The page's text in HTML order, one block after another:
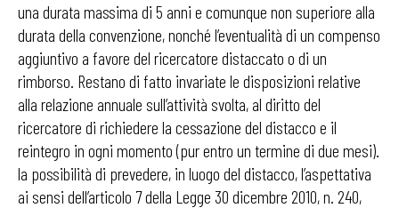
una durata massima di 5 anni e comunque non superiore alla
durata della convenzione, nonché l’eventualità di un compenso
aggiuntivo a favore del ricercatore distaccato o di un
rimborso. Restano di fatto invariate le disposizioni relative
alla relazione annuale sull’attività svolta, al diritto del
ricercatore di richiedere la cessazione del distacco e il
reintegro in ogni momento (pur entro un termine di due mesi).
la possibilità di prevedere, in luogo del distacco, l’aspettativa
ai sensi dell’articolo 7 della Legge 30 dicembre 2010, n. 240,